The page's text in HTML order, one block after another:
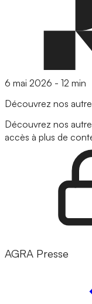
6 mai 2026 - 12 min
Découvrez nos
Découvrez nos
accès à plus de
AGRA Presse